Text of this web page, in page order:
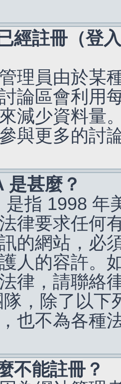
經註冊（登
理員由於某
論區會利用
減少資料量
與更多的討
是甚麼？
是指 1998 年
律要求任何
的網站，必
人的容許。
律，請聯絡
，除了以下
也不為各種
不能註冊？